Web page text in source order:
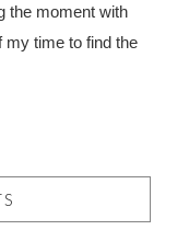
the moment with
my time to find the